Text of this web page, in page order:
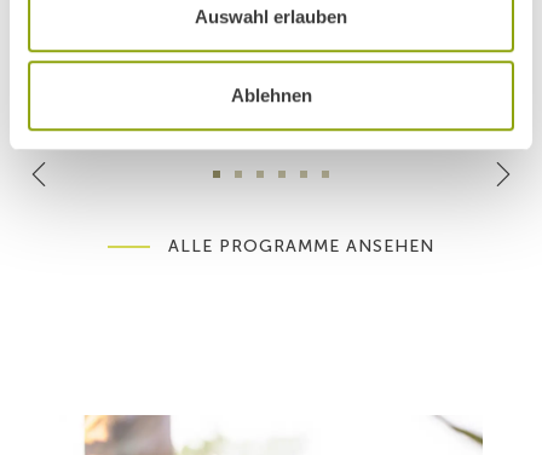
Auswahl erlauben
Ablehnen
ALLE PROGRAMME ANSEHEN